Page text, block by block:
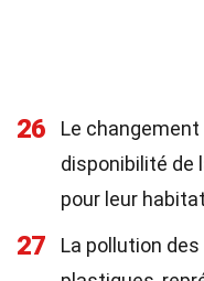
26
Le
disponibilité de
pour leur
27
La pollution